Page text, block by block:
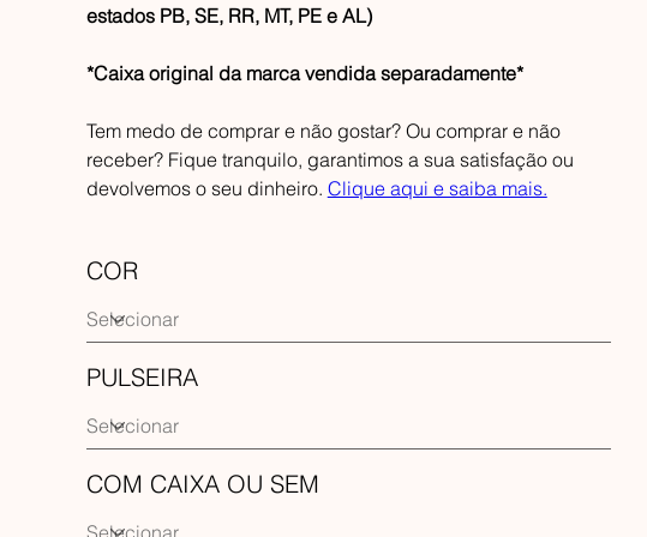
estados PB, SE, RR, MT, PE e AL)
*Caixa original da marca vendida separadamente*
Tem medo de comprar e não gostar? Ou comprar e não
receber? Fique tranquilo, garantimos a sua satisfação ou
devolvemos o seu dinheiro. Clique aqui e saiba mais.
COR
PULSEIRA
COM CAIXA OU SEM